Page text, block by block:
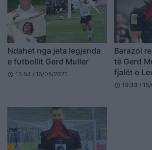
Ndahet nga jeta legjenda
e futbollit Gerd Muller
schedule 13:54 / 15/08/2021
Barazoi
të Gerd
fjalët e
schedule 19:33 /